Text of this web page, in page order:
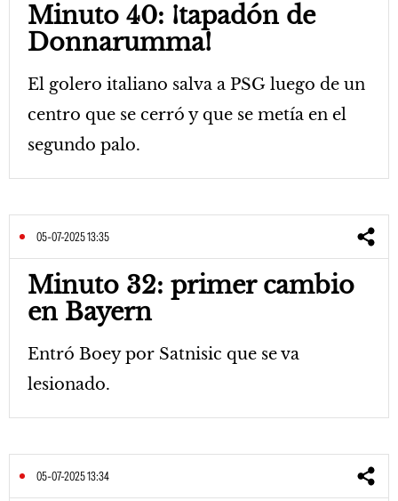
Minuto 40: ¡tapadón de
Donnarumma!
El golero italiano salva a PSG luego de un
centro que se cerró y que se metía en el
segundo palo.
05-07-2025 13:35
Minuto 32: primer cambio
en Bayern
Entró Boey por Satnisic que se va
lesionado.
05-07-2025 13:34